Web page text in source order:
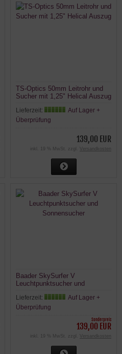
TS-Optics 50mm Leitrohr und
Sucher mit 1,25" Helical Auszug
Lieferzeit:
Auf Lager +
Überprüfung
139,00 EUR
inkl. 19 % MwSt. zzgl. Versandkosten
Baader SkySurfer V
Leuchtpunktsucher und
Lieferzeit:
Auf Lager +
Überprüfung
Sonderpreis
139,00 EUR
inkl. 19 % MwSt. zzgl. Versandkosten